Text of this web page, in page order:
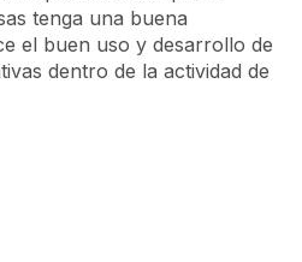
tenga una buena
el buen uso y desarrollo de
dentro de la actividad de